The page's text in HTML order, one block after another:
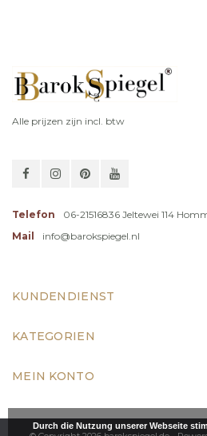
Alle prijzen zijn incl. btw
Telefon
06-21516836 Jeltewei 114
Mail
info@barokspiegel.nl
KUNDENDIENST
KATEGORIEN
MEIN KONTO
Durch die Nutzung unserer Webseite